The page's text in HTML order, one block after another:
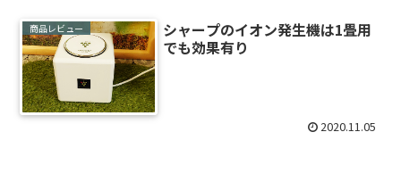
商品レビュー
シャープのイオン発生機は1畳用
でも効果有り
2020.11.05